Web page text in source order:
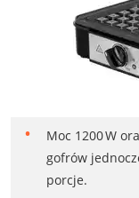
Moc 1200 W
gofrów
porcje.